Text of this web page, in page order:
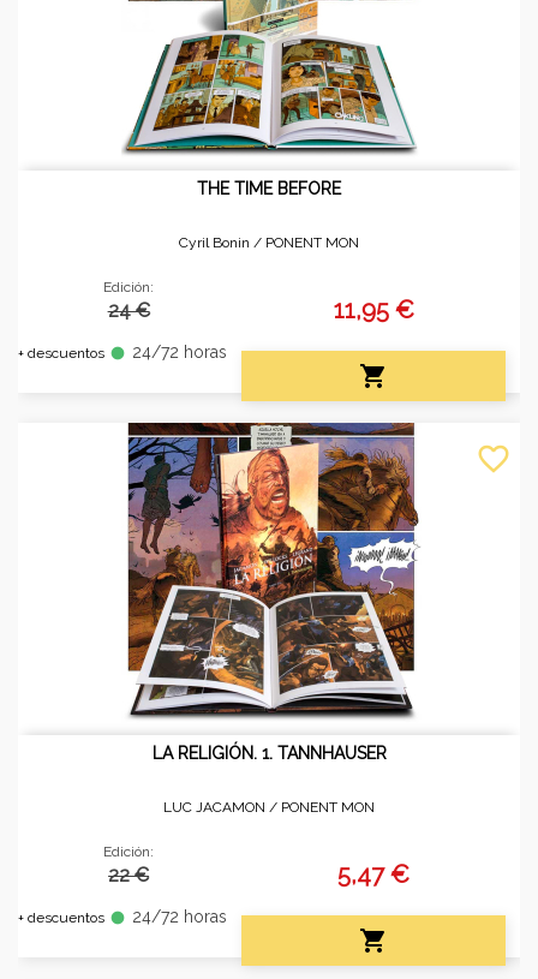
THE TIME BEFORE
Cyril Bonin / PONENT MON
Edición:
24 €
+ descuentos fiber_manual_record 24/72 horas
11,95 €

LA RELIGIÓN. 1. TANNHAUSER
LUC JACAMON / PONENT MON
Edición:
22 €
+ descuentos fiber_manual_record 24/72 horas
5,47 €

favorite_border